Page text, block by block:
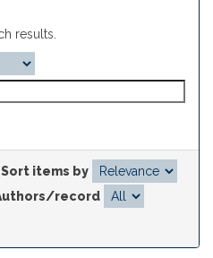
results.
Sort items by
record